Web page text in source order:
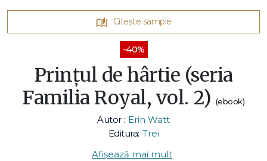
Citește sample
-40%
Prințul de hârtie (seria
Familia Royal, vol. 2) (ebook)
Autor : Erin Watt
Editura: Trei
Afișează mai mult